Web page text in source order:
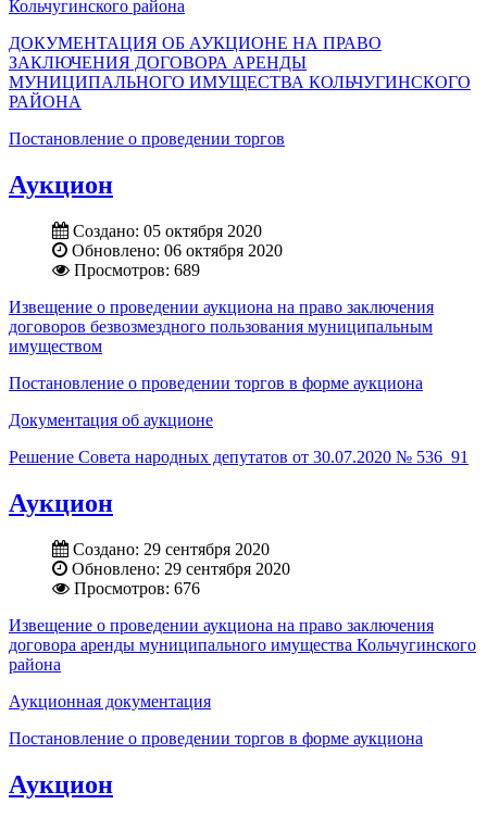
Кольчугинского района
ДОКУМЕНТАЦИЯ ОБ АУКЦИОНЕ НА ПРАВО
ЗАКЛЮЧЕНИЯ ДОГОВОРА АРЕНДЫ
МУНИЦИПАЛЬНОГО ИМУЩЕСТВА КОЛЬЧУГИНСКОГО
РАЙОНА
Постановление о проведении торгов
Аукцион
Создано: 05 октября 2020
Обновлено: 06 октября 2020
Просмотров: 689
Извещение о проведении аукциона на право заключения
договоров безвозмездного пользования муниципальным
имуществом
Постановление о проведении торгов в форме аукциона
Документация об аукционе
Решение Совета народных депутатов от 30.07.2020 № 536_91
Аукцион
Создано: 29 сентября 2020
Обновлено: 29 сентября 2020
Просмотров: 676
Извещение о проведении аукциона на право заключения
договора аренды муниципального имущества Кольчугинского
района
Аукционная документация
Постановление о проведении торгов в форме аукциона
Аукцион